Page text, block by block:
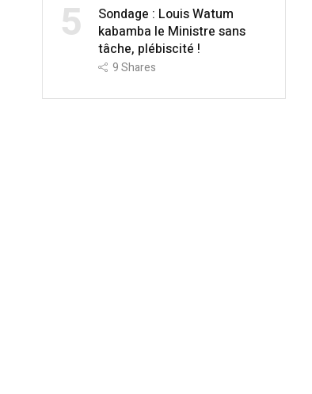
5
Sondage : Louis Watum
kabamba le Ministre sans
tâche, plébiscité !
9Shares